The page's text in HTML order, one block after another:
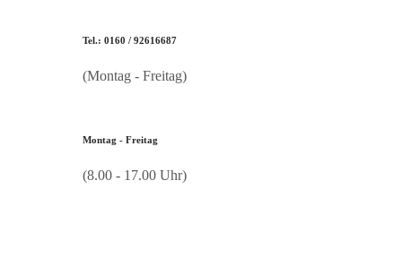
Tel.: 0160 / 92616687
(Montag - Freitag)
Montag - Freitag
(8.00 - 17.00 Uhr)